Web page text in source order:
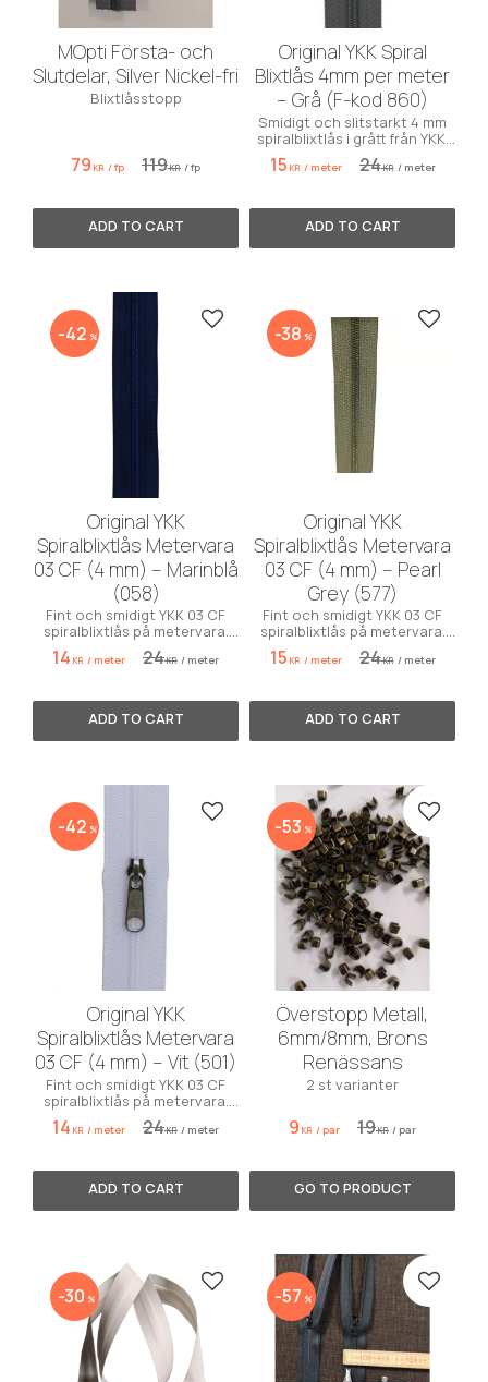
MOpti Första- och
Slutdelar, Silver Nickel-fri
Blixtlåsstopp
79 KR /fp 119KR /fp
Original YKK Spiral
Blixtlås 4mm per meter
– Grå (F-kod 860)
Smidigt och slitstarkt 4 mm
spiralblixtlås i grått från YKK.
Säljes som metervara för dina
DIY-projekt.
15 KR / meter 24KR / meter
Original YKK
Spiralblixtlås Metervara
03 CF (4 mm) – Marinblå
(058)
Fint och smidigt YKK 03 CF
spiralblixtlås på metervara.
Bredd 4 mm. Färg: Marinblå
058.
14 KR / meter 24KR / meter
42 % Add to favorites
Original YKK
Spiralblixtlås Metervara
03 CF (4 mm) – Pearl
Grey (577)
Fint och smidigt YKK 03 CF
spiralblixtlås på metervara.
Bredd 4 mm. Färg: Pearl Grey
577.
15 KR / meter 24KR / meter
38 % Add to
Original YKK
Spiralblixtlås Metervara
03 CF (4 mm) – Vit (501)
Fint och smidigt YKK 03 CF
spiralblixtlås på metervara.
Bredd 4 mm. Färg: Vit 501.
14 KR / meter 24KR / meter
42 % Add to favorites
Överstopp Metall,
6mm/8mm, Brons
Renässans
2 st varianter
9 KR /par 19KR /par
53 % Add to
30 % Add to favorites
57 % Add to